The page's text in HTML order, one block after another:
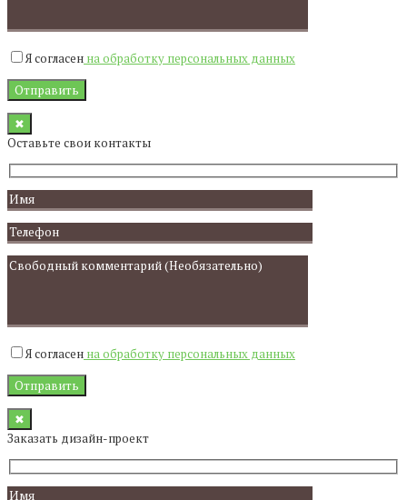
Я согласен на обработку персональных данных
✖
Оставьте свои контакты
Я согласен на обработку персональных данных
✖
Заказать дизайн-проект